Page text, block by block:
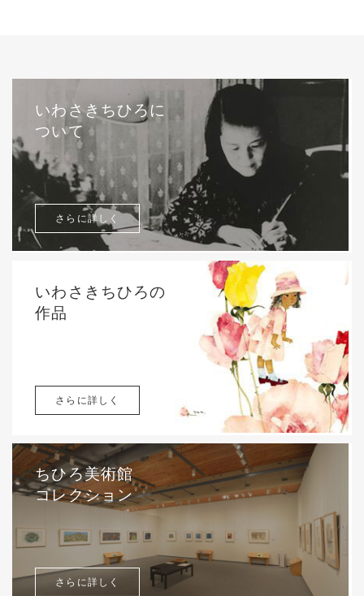
いわさきちひろに
ついて
さらに詳しく
いわさきちひろの
作品
さらに詳しく
ちひろ美術館
コレクション
さらに詳しく